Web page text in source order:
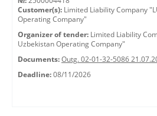
Customer(s): Limited Liability Company
Operating Company"
Organizer of tender: Limited Liability
Uzbekistan Operating Company"
Documents: Outg. 02-01-32-5086
Deadline: 08/11/2026